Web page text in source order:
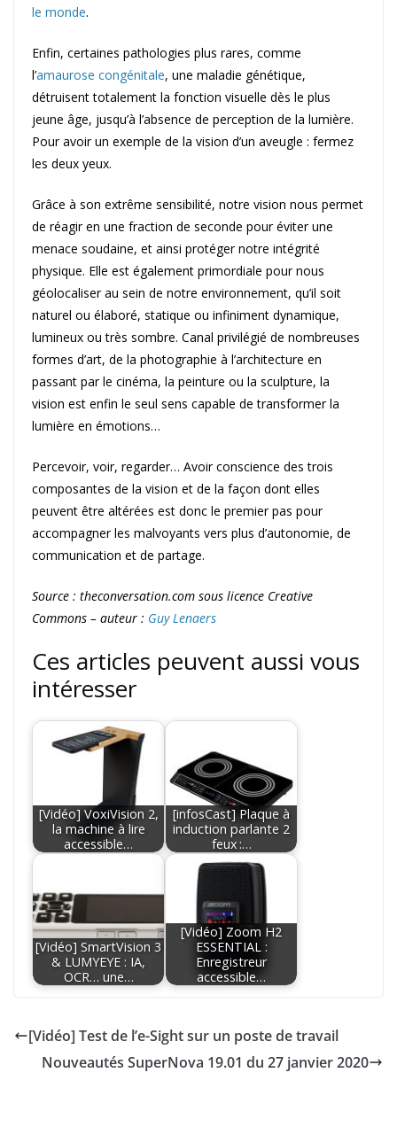
le monde.
Enfin, certaines pathologies plus rares, comme
l’amaurose congénitale, une maladie génétique,
détruisent totalement la fonction visuelle dès le plus
jeune âge, jusqu’à l’absence de perception de la lumière.
Pour avoir un exemple de la vision d’un aveugle : fermez
les deux yeux.
Grâce à son extrême sensibilité, notre vision nous permet
de réagir en une fraction de seconde pour éviter une
menace soudaine, et ainsi protéger notre intégrité
physique. Elle est également primordiale pour nous
géolocaliser au sein de notre environnement, qu’il soit
naturel ou élaboré, statique ou infiniment dynamique,
lumineux ou très sombre. Canal privilégié de nombreuses
formes d’art, de la photographie à l’architecture en
passant par le cinéma, la peinture ou la sculpture, la
vision est enfin le seul sens capable de transformer la
lumière en émotions…
Percevoir, voir, regarder… Avoir conscience des trois
composantes de la vision et de la façon dont elles
peuvent être altérées est donc le premier pas pour
accompagner les malvoyants vers plus d’autonomie, de
communication et de partage.
Source : theconversation.com sous licence Creative
Commons – auteur : Guy Lenaers
Ces articles peuvent aussi vous
intéresser
[Vidéo] VoxiVision 2,
la machine à lire
accessible…
[infosCast] Plaque à
induction parlante 2
feux :…
[Vidéo] SmartVision 3
& LUMYEYE : IA,
OCR… une…
[Vidéo] Zoom H2
ESSENTIAL :
Enregistreur
accessible…
[Vidéo] Test de l’e-Sight sur un poste de travail
Nouveautés SuperNova 19.01 du 27 janvier 2020